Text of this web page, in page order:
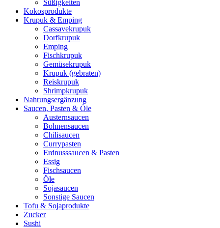
Süßigkeiten
Kokosprodukte
Krupuk & Emping
Cassavekrupuk
Dorfkrupuk
Emping
Fischkrupuk
Gemüsekrupuk
Krupuk (gebraten)
Reiskrupuk
Shrimpkrupuk
Nahrungsergänzung
Saucen, Pasten & Öle
Austernsaucen
Bohnensaucen
Chilisaucen
Currypasten
Erdnusssaucen & Pasten
Essig
Fischsaucen
Öle
Sojasaucen
Sonstige Saucen
Tofu & Sojaprodukte
Zucker
Sushi